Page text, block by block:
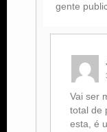
gente
Vai ser
total de
esta, é